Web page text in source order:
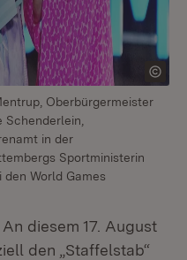
Oberbürgermeister
Schenderlein,
in der
Sportministerin
World Games
diesem 17. August
den „Staffelstab“